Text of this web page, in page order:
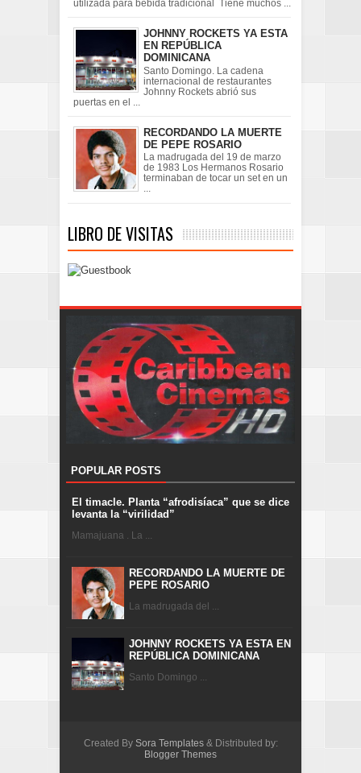
utilizada para bebida tradicional Tiene muchos ...
JOHNNY ROCKETS YA ESTA
EN REPÚBLICA
DOMINICANA
Santo Domingo. La cadena
internacional de restaurantes
Johnny Rockets abrió sus
puertas en el ...
RECORDANDO LA MUERTE
DE PEPE ROSARIO
La madrugada del 19 de marzo
de 1983 Los Hermanos Rosario
terminaban de tocar un set en un
...
LIBRO DE VISITAS
POPULAR POSTS
El timacle. Planta “afrodisíaca” que se dice
levanta la “virilidad”
Mamajuana . La ...
RECORDANDO LA MUERTE DE
PEPE ROSARIO
La madrugada del ...
JOHNNY ROCKETS YA ESTA EN
REPÚBLICA DOMINICANA
Santo Domingo ...
Created By Sora Templates& Distributed by:
Blogger Themes